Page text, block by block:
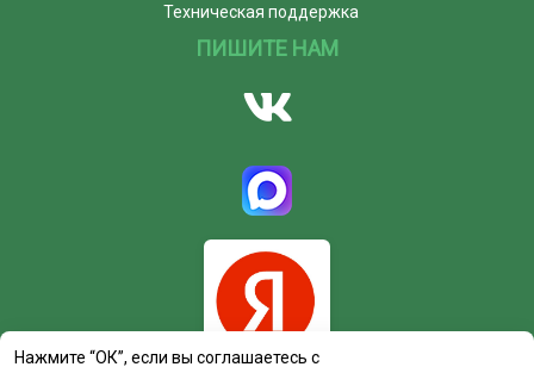
Техническая поддержка
ПИШИТЕ НАМ
Нажмите “ОК”, если вы соглашаетесь с